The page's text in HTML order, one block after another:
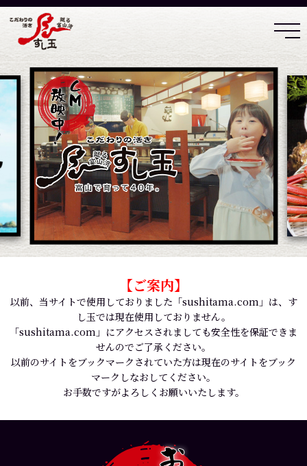
【ご案内】
以前、当サイトで使用しておりました「sushitama.com」は、す
し玉では現在使用しておりません。
「sushitama.com」にアクセスされましても安全性を保証できま
せんのでご了承ください。
以前のサイトをブックマークされていた方は現在のサイトをブック
マークしなおしてください。
お手数ですがよろしくお願いいたします。